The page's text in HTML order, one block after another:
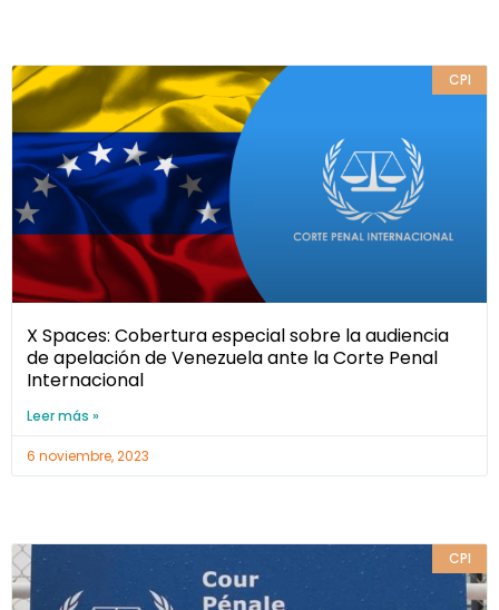
CPI
X Spaces: Cobertura especial sobre la audiencia
de apelación de Venezuela ante la Corte Penal
Internacional
Leer más »
6 noviembre, 2023
CPI